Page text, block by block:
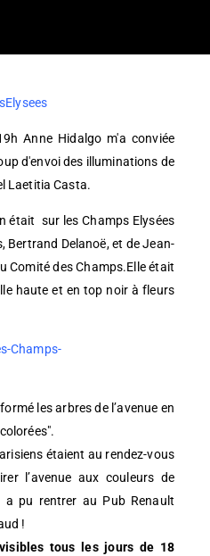
Anne Hidalgo m'a conviée
d'envoi des illuminations de
Laetitia Casta.
était sur les Champs Elysées
Bertrand Delanoë, et de Jean-
Comité des Champs.Elle était
haute et en top noir à fleurs
les arbres de l’avenue en
étaient au rendez-vous
l’avenue aux couleurs de
a pu rentrer au Pub Renault
!
tous les jours de 18